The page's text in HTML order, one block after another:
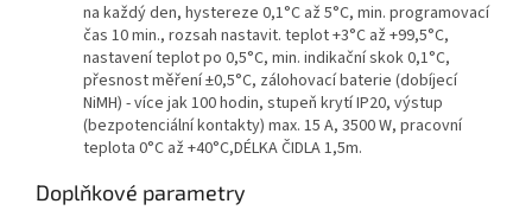
na každý den, hystereze 0,1°C až 5°C, min. programovací
čas 10 min., rozsah nastavit. teplot +3°C až +99,5°C,
nastavení teplot po 0,5°C, min. indikační skok 0,1°C,
přesnost měření ±0,5°C, zálohovací baterie (dobíjecí
NiMH) - více jak 100 hodin, stupeň krytí IP20, výstup
(bezpotenciální kontakty) max. 15 A, 3500 W, pracovní
teplota 0°C až +40°C,DÉLKA ČIDLA 1,5m.
Doplňkové parametry